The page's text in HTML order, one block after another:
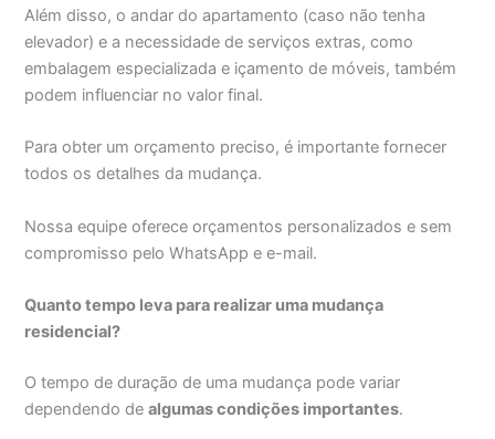
Além disso, o andar do apartamento (caso não tenha
elevador) e a necessidade de serviços extras, como
embalagem especializada e içamento de móveis, também
podem influenciar no valor final.
Para obter um orçamento preciso, é importante fornecer
todos os detalhes da mudança.
Nossa equipe oferece orçamentos personalizados e sem
compromisso pelo WhatsApp e e-mail.
Quanto tempo leva para realizar uma mudança
residencial?
O tempo de duração de uma mudança pode variar
dependendo dealgumas condições importantes.